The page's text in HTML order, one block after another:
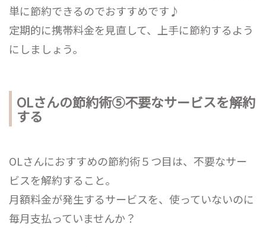
単に節約できるのでおすすめです♪
定期的に携帯料金を見直して、上手に節約するよう
にしましょう。
OLさんの節約術⑤不要なサービスを解約
する
OLさんにおすすめの節約術５つ目は、不要なサー
ビスを解約すること。
月額料金が発生するサービスを、使っていないのに
毎月支払っていませんか？